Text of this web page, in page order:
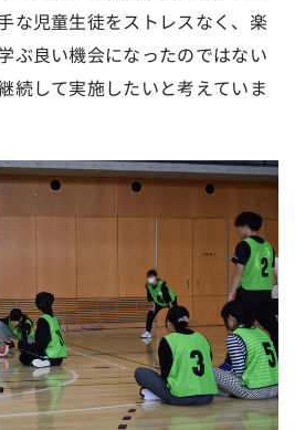
な児童生徒をストレスなく、楽
ぶ良い機会になったのではない
続して実施したいと考えていま